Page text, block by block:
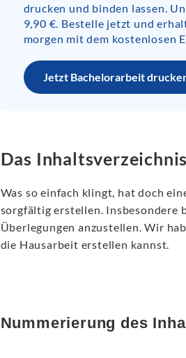
drucken und binden lassen.
9,90 €. Bestelle jetzt und
morgen mit dem kostenlosen
Jetzt Bachelorarbeit
Das
Was so einfach klingt, hat doch
sorgfältig erstellen. Insbesondere
Überlegungen anzustellen. Wir
die Hausarbeit erstellen kannst.
Nummerierung des